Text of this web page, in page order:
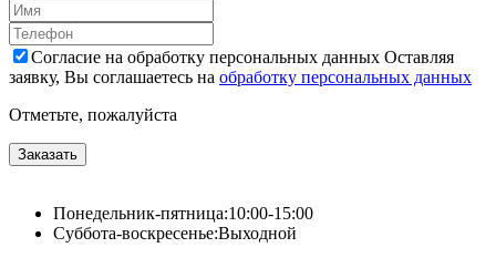
Согласие на обработку персональных данных Оставляя
заявку, Вы соглашаетесь на обработку персональных данных
Отметьте, пожалуйста
Заказать
Понедельник-пятница:10:00-15:00
Суббота-воскресенье:Выходной